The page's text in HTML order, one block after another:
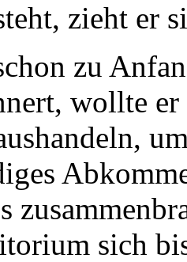
zieht er
zu
wollte
sich